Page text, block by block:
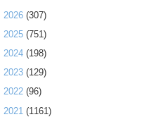
2026 (307)
2025 (751)
2024 (198)
2023 (129)
2022 (96)
2021 (1161)